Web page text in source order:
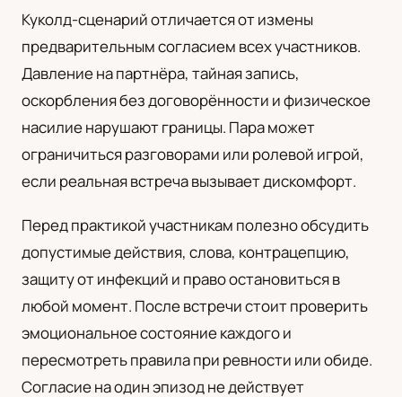
Куколд-сценарий отличается от измены
предварительным согласием всех участников.
Давление на партнёра, тайная запись,
оскорбления без договорённости и физическое
насилие нарушают границы. Пара может
ограничиться разговорами или ролевой игрой,
если реальная встреча вызывает дискомфорт.
Перед практикой участникам полезно обсудить
допустимые действия, слова, контрацепцию,
защиту от инфекций и право остановиться в
любой момент. После встречи стоит проверить
эмоциональное состояние каждого и
пересмотреть правила при ревности или обиде.
Согласие на один эпизод не действует